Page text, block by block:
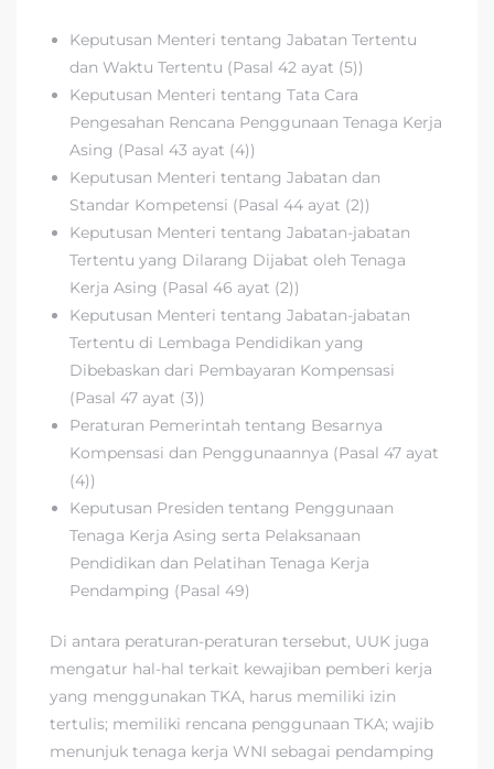
Keputusan Menteri tentang Jabatan Tertentu
dan Waktu Tertentu (Pasal 42 ayat (5))
Keputusan Menteri tentang Tata Cara
Pengesahan Rencana Penggunaan Tenaga Kerja
Asing (Pasal 43 ayat (4))
Keputusan Menteri tentang Jabatan dan
Standar Kompetensi (Pasal 44 ayat (2))
Keputusan Menteri tentang Jabatan-jabatan
Tertentu yang Dilarang Dijabat oleh Tenaga
Kerja Asing (Pasal 46 ayat (2))
Keputusan Menteri tentang Jabatan-jabatan
Tertentu di Lembaga Pendidikan yang
Dibebaskan dari Pembayaran Kompensasi
(Pasal 47 ayat (3))
Peraturan Pemerintah tentang Besarnya
Kompensasi dan Penggunaannya (Pasal 47 ayat
(4))
Keputusan Presiden tentang Penggunaan
Tenaga Kerja Asing serta Pelaksanaan
Pendidikan dan Pelatihan Tenaga Kerja
Pendamping (Pasal 49)
Di antara peraturan-peraturan tersebut, UUK juga
mengatur hal-hal terkait kewajiban pemberi kerja
yang menggunakan TKA, harus memiliki izin
tertulis; memiliki rencana penggunaan TKA; wajib
menunjuk tenaga kerja WNI sebagai pendamping